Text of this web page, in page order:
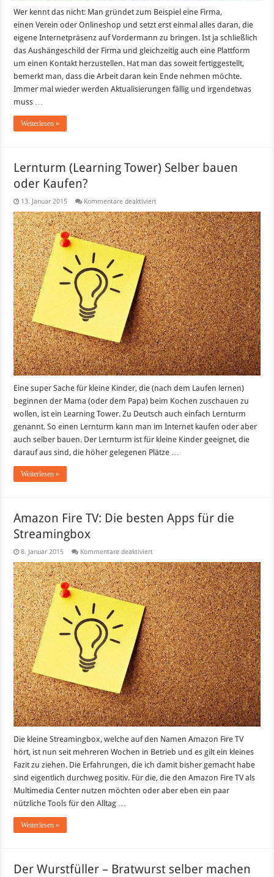
Wer kennt das nicht: Man gründet zum Beispiel eine Firma,
einen Verein oder Onlineshop und setzt erst einmal alles daran, die
eigene Internetpräsenz auf Vordermann zu bringen. Ist ja schließlich
das Aushängeschild der Firma und gleichzeitig auch eine Plattform
um einen Kontakt herzustellen. Hat man das soweit fertiggestellt,
bemerkt man, dass die Arbeit daran kein Ende nehmen möchte.
Immer mal wieder werden Aktualisierungen fällig und irgendetwas
muss …
Weiterlesen »
Lernturm (Learning Tower) Selber bauen
oder Kaufen?
13. Januar 2015 Kommentare deaktiviertfür
(Learning
Tower)
Selber
bauen
oder
Kaufen?
Eine super Sache für kleine Kinder, die (nach dem Laufen lernen)
beginnen der Mama (oder dem Papa) beim Kochen zuschauen zu
wollen, ist ein Learning Tower. Zu Deutsch auch einfach Lernturm
genannt. So einen Lernturm kann man im Internet kaufen oder aber
auch selber bauen. Der Lernturm ist für kleine Kinder geeignet, die
darauf aus sind, die höher gelegenen Plätze …
Weiterlesen »
Amazon Fire TV: Die besten Apps für die
Streamingbox
8. Januar 2015 Kommentare deaktiviertfür
Fire
TV:
Die
besten
Apps
für
die
Streamingbox
Die kleine Streamingbox, welche auf den Namen Amazon Fire TV
hört, ist nun seit mehreren Wochen in Betrieb und es gilt ein kleines
Fazit zu ziehen. Die Erfahrungen, die ich damit bisher gemacht habe
sind eigentlich durchweg positiv. Für die, die den Amazon Fire TV als
Multimedia Center nutzen möchten oder aber eben ein paar
nützliche Tools für den Alltag …
Weiterlesen »
Der Wurstfüller – Bratwurst selber machen